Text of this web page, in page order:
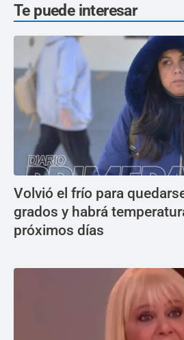
Te puede interesar
Volvió el frío para
grados y habrá
próximos días